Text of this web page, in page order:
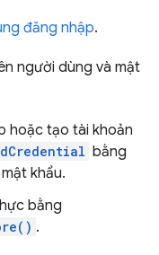
đăng nhập.
người dùng và mật
hoặc tạo tài khoản
bằng
khẩu.
bằng
.